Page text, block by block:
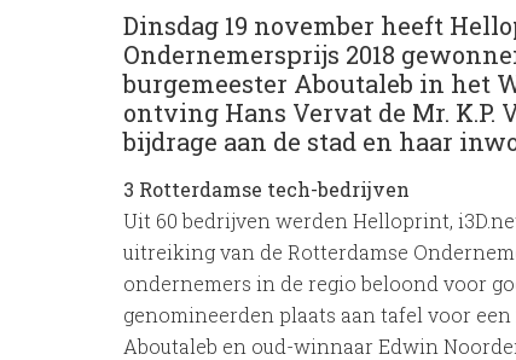
Dinsdag 19 november heeft
Ondernemersprijs 2018
burgemeester Aboutaleb in het
ontving Hans Vervat de Mr.
bijdrage aan de stad en haar
3 Rotterdamse tech-bedrijven
Uit 60 bedrijven werden Helloprint,
uitreiking van de Rotterdamse
ondernemers in de regio beloond voor
genomineerden plaats aan tafel voor
Aboutaleb en oud-winnaar Edwin